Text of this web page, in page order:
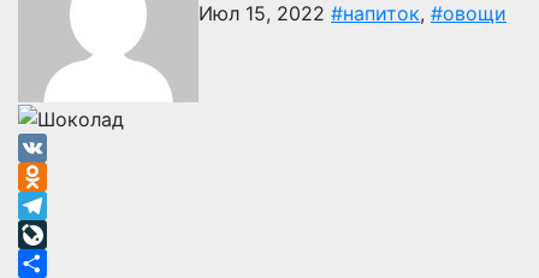
Июл 15, 2022 #напиток, #овощи
VK
Odnoklassniki
Telegram
LiveJournal